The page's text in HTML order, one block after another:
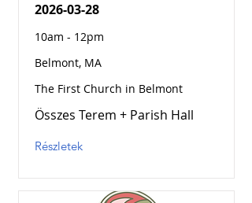
2026-03-28
10am - 12pm
Belmont, MA
The First Church in Belmont
Összes Terem + Parish Hall
Részletek